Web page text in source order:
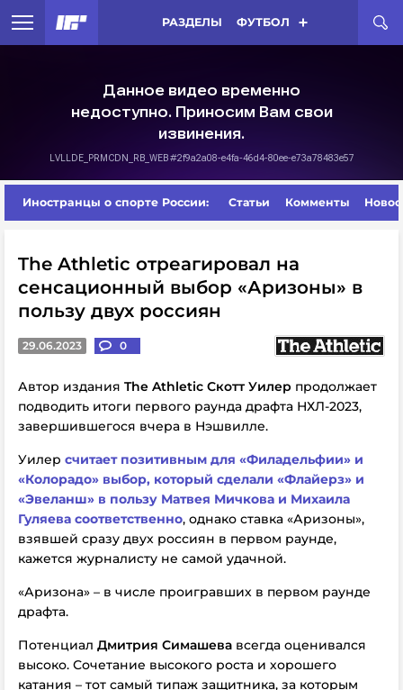
РАЗДЕЛЫ ФУТБОЛ
Иностранцы о спорте России: Статьи Комменты
The Athletic отреагировал на
сенсационный выбор «Аризоны» в
пользу двух россиян
29.06.2023 0
Автор издания The Athletic Скотт Уилер продолжает
подводить итоги первого раунда драфта НХЛ-2023,
завершившегося вчера в Нэшвилле.
Уилер считает позитивным для «Филадельфии» и
«Колорадо» выбор, который сделали «Флайерз» и
«Эвеланш» в пользу Матвея Мичкова и Михаила
Гуляева соответственно, однако ставка «Аризоны»,
взявшей сразу двух россиян в первом раунде,
кажется журналисту не самой удачной.
«Аризона» – в числе проигравших в первом раунде
драфта.
Потенциал Дмитрия Симашева всегда оценивался
высоко. Сочетание высокого роста и хорошего
катания – тот самый типаж защитника, за которым